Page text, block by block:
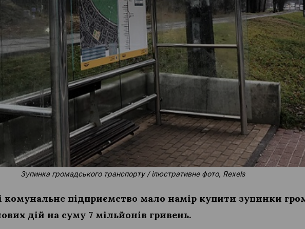
Зупинка громадського транспорту / ілюстративне фото, Rexels
підприємство мало намір купити зупинки
дій на суму 7 мільйонів гривень.